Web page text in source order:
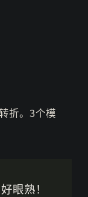
折。3个模
眼熟！